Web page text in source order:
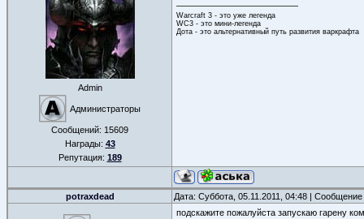
Admin
Администраторы
Сообщений: 15609
Награды: 43
Репутация: 189
Warcraft 3 - это уже легенда
WC3 - это мини-легенда
Дота - это альтернативный путь развития варкрафта
potraxdead
Дата: Суббота, 05.11.2011, 04:48 |
подскажите пожалуйста запускаю гарену